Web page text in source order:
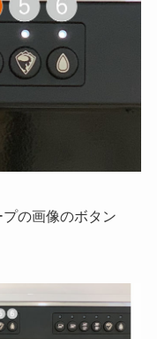
の画像のボタン